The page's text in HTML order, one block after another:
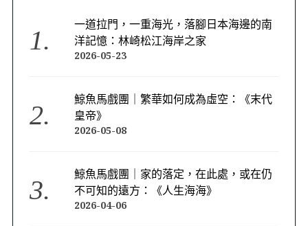
一道拉門，一重海光，落腳日本海邊的南
洋記憶：林崎松江海岸之家
2026-05-23
鯨魚馬戲團｜繁華如何成為虛空：《末代
皇帝》
2026-05-08
鯨魚馬戲團｜家的落定，在此處，或在仍
不可知的遠方：《人生海海》
2026-04-06